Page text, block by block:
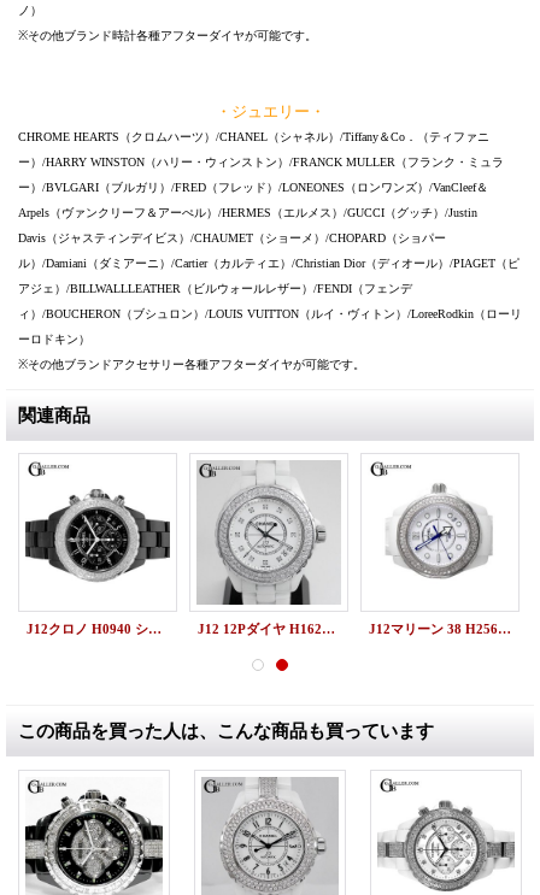
ノ）
※その他ブランド時計各種アフターダイヤが可能です。
・ジュエリー・
CHROME HEARTS（クロムハーツ）/CHANEL（シャネル）/Tiffany＆Co．（ティファニ
ー）/HARRY WINSTON（ハリー・ウィンストン）/FRANCK MULLER（フランク・ミュラ
ー）/BVLGARI（ブルガリ）/FRED（フレッド）/LONEONES（ロンワンズ）/VanCleef＆
Arpels（ヴァンクリーフ＆アーぺル）/HERMES（エルメス）/GUCCI（グッチ）/Justin
Davis（ジャスティンデイビス）/CHAUMET（ショーメ）/CHOPARD（ショパー
ル）/Damiani（ダミアーニ）/Cartier（カルティエ）/Christian Dior（ディオール）/PIAGET（ピ
アジェ）/BILLWALLLEATHER（ビルウォールレザー）/FENDI（フェンデ
ィ）/BOUCHERON（ブシュロン）/LOUIS VUITTON（ルイ・ヴィトン）/LoreeRodkin（ローリ
ーロドキン）
※その他ブランドアクセサリー各種アフターダイヤが可能です。
関連商品
J12クロノ H0940 シャネルアフターダイヤベゼル J12 12Pダイヤ H1629 シャネルアフターダイヤベゼル J12マリーン 38 H2560 CHANEL アフターダイヤベゼル
この商品を買った人は、こんな商品も買っています